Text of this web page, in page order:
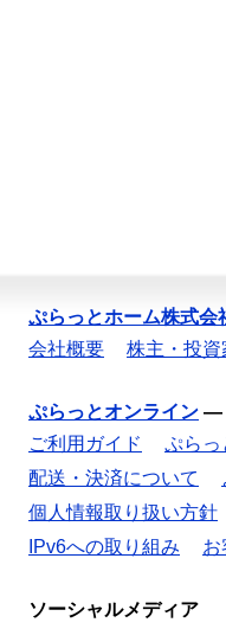
ぷらっとホーム株式会
会社概要
株主・投資
ぷらっとオンライン —
ご利用ガイド
ぷらっ
配送・決済について
個人情報取り扱い方針
IPv6への取り組み
お
ソーシャルメディア